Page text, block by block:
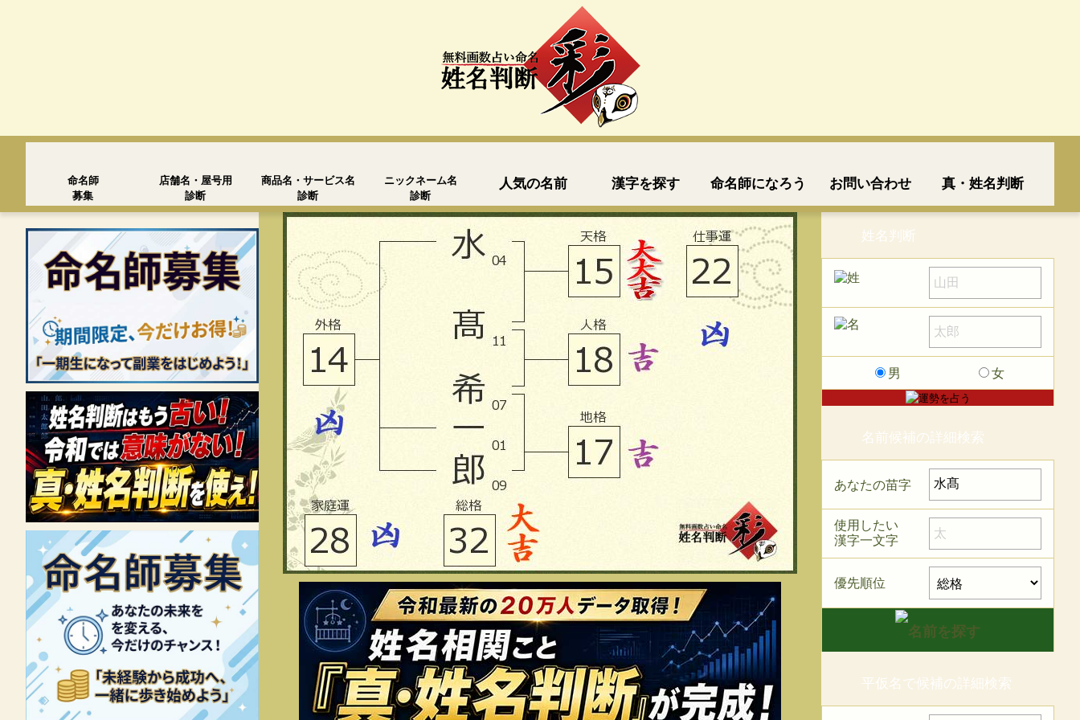
命名師
募集
店舗名・屋号用
診断
商品名・サービス名
診断
ニックネーム名
診断
人気の名前 漢字を探す 命名師になろう お問い合わせ 真・姓名判断
姓名判断
男 女
名前候補の詳細検索
あなたの苗字
使用したい
漢字一文字
優先順位
平仮名で候補の詳細検索